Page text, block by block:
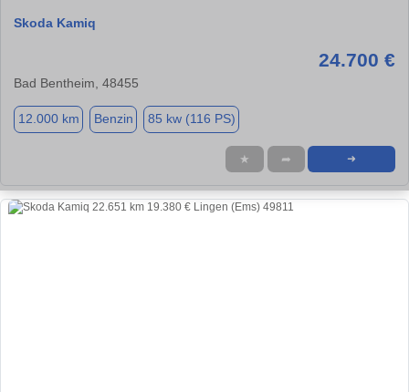
Skoda Kamiq
24.700 €
Bad Bentheim, 48455
12.000 km Benzin 85 kw (116 PS)
★ ➦ ➜